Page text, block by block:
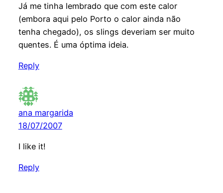
Já me tinha lembrado que com este calor
(embora aqui pelo Porto o calor ainda não
tenha chegado), os slings deveriam ser muito
quentes. É uma óptima ideia.
Reply
ana margarida
18/07/2007
I like it!
Reply